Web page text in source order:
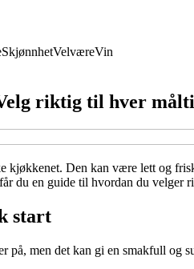
SkjønnhetVelværeVin
riktig til hver
kjøkkenet. Den kan være lett og
du en guide til hvordan du velger
start
men det kan gi en smakfull og